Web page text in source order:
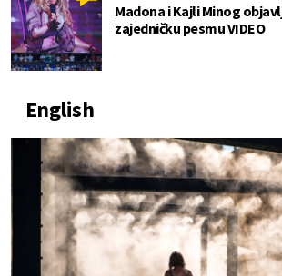
Madona i Kajli Minog
zajedničku pesmu VIDEO
English